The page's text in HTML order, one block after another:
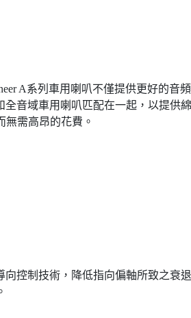
A系列車用喇叭不僅提供更好的音
音域車用喇叭匹配在一起，以提供
無需高昂的花費。
控制技術，降低指向偏軸所致之衰